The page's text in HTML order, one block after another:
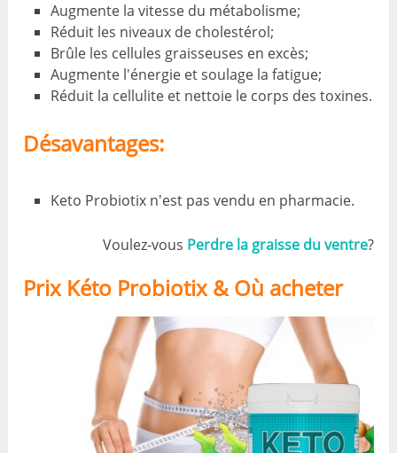
Augmente la vitesse du métabolisme;
Réduit les niveaux de cholestérol;
Brûle les cellules graisseuses en excès;
Augmente l'énergie et soulage la fatigue;
Réduit la cellulite et nettoie le corps des toxines.
Désavantages:
Keto Probiotix n'est pas vendu en pharmacie.
Voulez-vous Perdre la graisse du ventre?
Prix ​​​​Kéto Probiotix & Où acheter